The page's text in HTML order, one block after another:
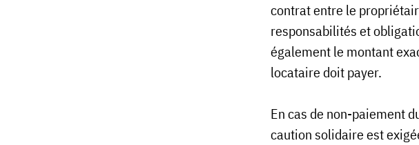
contrat entre le
responsabilités et
également le montant
locataire doit payer.
En cas de non-paiement
caution solidaire est